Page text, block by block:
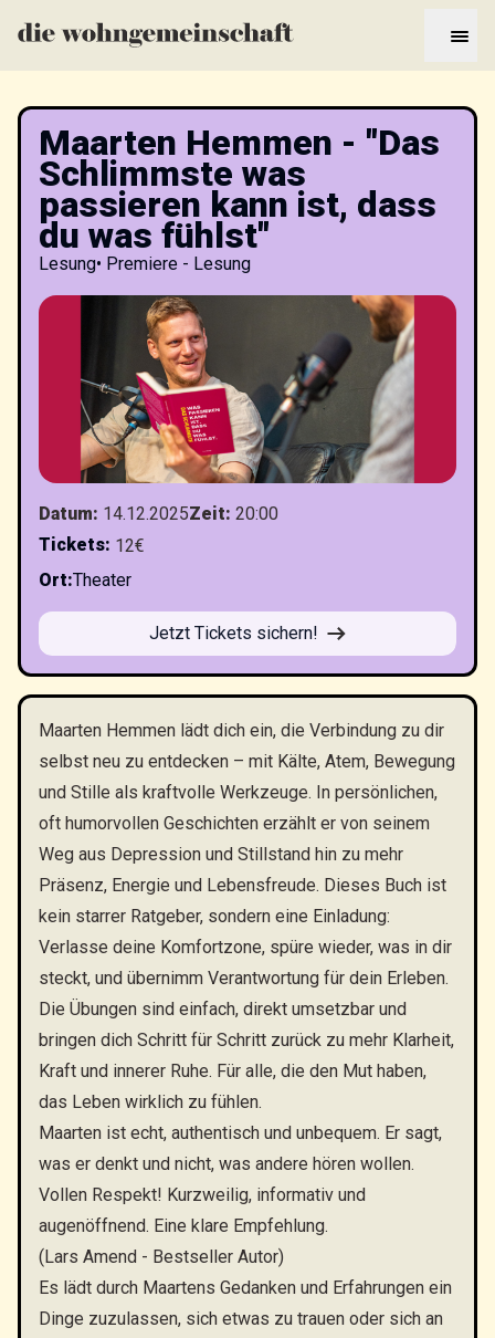
Maarten Hemmen - "Das
Schlimmste was
passieren kann ist, dass
du was fühlst"
Lesung• Premiere - Lesung
Datum: 14.12.2025Zeit: 20:00
Tickets: 12€
Ort:Theater
Jetzt Tickets sichern!
Maarten Hemmen lädt dich ein, die Verbindung zu dir
selbst neu zu entdecken – mit Kälte, Atem, Bewegung
und Stille als kraftvolle Werkzeuge. In persönlichen,
oft humorvollen Geschichten erzählt er von seinem
Weg aus Depression und Stillstand hin zu mehr
Präsenz, Energie und Lebensfreude. Dieses Buch ist
kein starrer Ratgeber, sondern eine Einladung:
Verlasse deine Komfortzone, spüre wieder, was in dir
steckt, und übernimm Verantwortung für dein Erleben.
Die Übungen sind einfach, direkt umsetzbar und
bringen dich Schritt für Schritt zurück zu mehr Klarheit,
Kraft und innerer Ruhe. Für alle, die den Mut haben,
das Leben wirklich zu fühlen.
Maarten ist echt, authentisch und unbequem. Er sagt,
was er denkt und nicht, was andere hören wollen.
Vollen Respekt! Kurzweilig, informativ und
augenöffnend. Eine klare Empfehlung.
(Lars Amend - Bestseller Autor)
Es lädt durch Maartens Gedanken und Erfahrungen ein
Dinge zuzulassen, sich etwas zu trauen oder sich an